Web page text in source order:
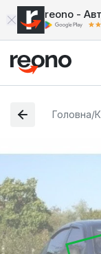
reono -
Головна/